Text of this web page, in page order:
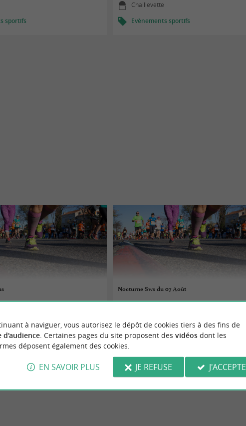
sportifs
Chaillevette
Evènements sportifs
sur-Mer
sportifs
Nocturne Sws du 07 Août
Les Gonds
à naviguer, vous autorisez le dépôt de cookies tiers à des fins de
d'audience. Certaines pages du site proposent des vidéosdont les
déposent également des cookies.
EN SAVOIR PLUS JE REFUSE J'ACCEPTE